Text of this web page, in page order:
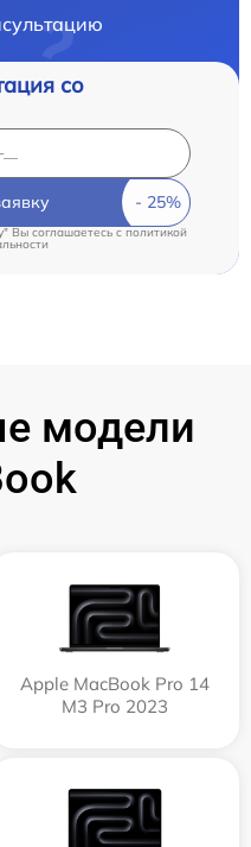
со
Вы соглашаетесь cполитикой
модели
Apple MacBook Pro 14
M3 Pro 2023